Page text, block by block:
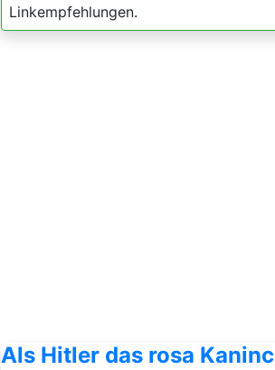
Linkempfehlungen.
Als Hitler das rosa